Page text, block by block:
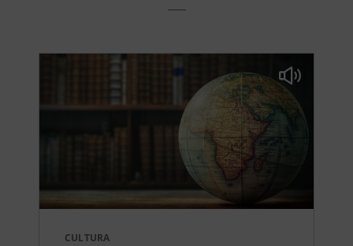
CULTURA